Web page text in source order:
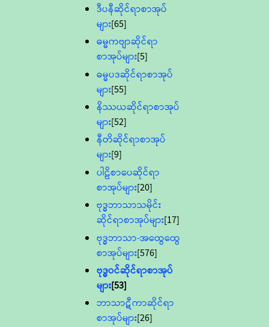
ဒီပနီဆိုင်ရာစာအုပ်
များ[65]
ဓမ္မကဗျာဆိုင်ရာ
စာအုပ်များ[5]
ဓမ္မပဒဆိုင်ရာစာအုပ်
များ[55]
နိဿယဆိုင်ရာစာအုပ်
များ[52]
နီတိဆိုင်ရာစာအုပ်
များ[9]
ပါဠိစာပေဆိုင်ရာ
စာအုပ်များ[20]
ဗုဒ္ဓဘာသာသမိုင်း
ဆိုင်ရာစာအုပ်များ[17]
ဗုဒ္ဓဘာသာ-အထွေထွေ
စာအုပ်များ[576]
ဗုဒ္ဓဝင်ဆိုင်ရာစာအုပ်
များ[53]
ဘာသာဋီကာဆိုင်ရာ
စာအုပ်များ[26]